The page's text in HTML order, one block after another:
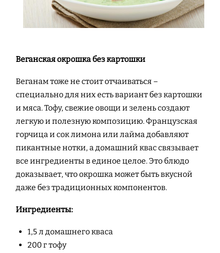
Веганская окрошка без картошки
Веганам тоже не стоит отчаиваться –
специально для них есть вариант без картошки
и мяса. Тофу, свежие овощи и зелень создают
легкую и полезную композицию. Французская
горчица и сок лимона или лайма добавляют
пикантные нотки, а домашний квас связывает
все ингредиенты в единое целое. Это блюдо
доказывает, что окрошка может быть вкусной
даже без традиционных компонентов.
Ингредиенты:
1,5 л домашнего кваса
200 г тофу